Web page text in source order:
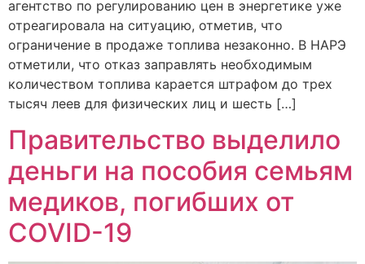
агентство по регулированию цен в энергетике уже
отреагировала на ситуацию, отметив, что
ограничение в продаже топлива незаконно. В НАРЭ
отметили, что отказ заправлять необходимым
количеством топлива карается штрафом до трех
тысяч леев для физических лиц и шесть […]
Правительство выделило
деньги на пособия семьям
медиков, погибших от
COVID-19